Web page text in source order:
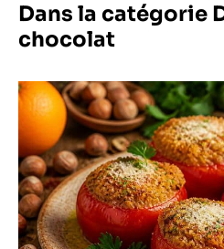
Dans la catégorie
chocolat